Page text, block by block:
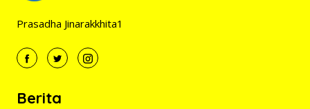
Prasadha Jinarakkhita1
Berita